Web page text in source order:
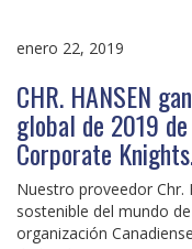
enero 22, 2019
CHR. HANSEN
global de 2019
Corporate
Nuestro proveedor
sostenible del mundo
organización